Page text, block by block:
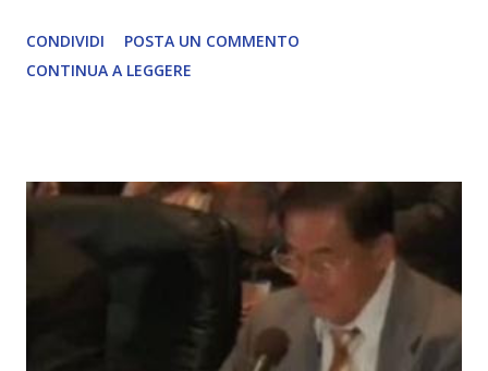
COMPLETO - fonte
CONDIVIDI
POSTA UN COMMENTO
CONTINUA A LEGGERE